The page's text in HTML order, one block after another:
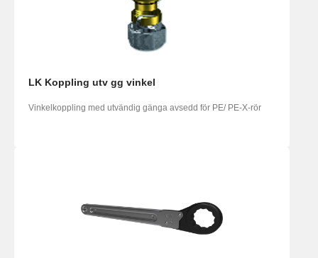
LK Koppling utv gg vinkel
Vinkelkoppling med utvändig gänga avsedd för PE/ PE-X-rör